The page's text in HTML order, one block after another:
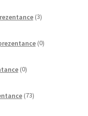
3izdelki
0izdelkov
0izdelkov
73izdelkov